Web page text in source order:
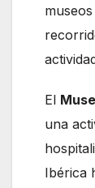
El
una
Ibérica